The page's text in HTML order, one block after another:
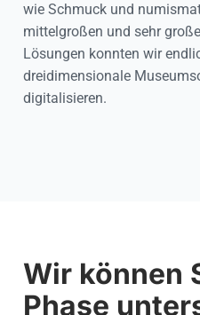
wie Schmuck und
mittelgroßen und sehr
Lösungen konnten wir
dreidimensionale
digitalisieren.
Wir können
Phase